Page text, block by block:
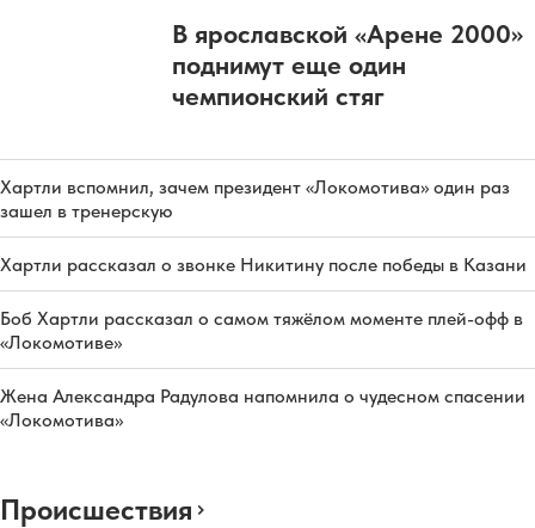
В ярославской «Арене 2000»
поднимут еще один
чемпионский стяг
Хартли вспомнил, зачем президент «Локомотива» один раз
зашел в тренерскую
Хартли рассказал о звонке Никитину после победы в Казани
Боб Хартли рассказал о самом тяжёлом моменте плей-офф в
«Локомотиве»
Жена Александра Радулова напомнила о чудесном спасении
«Локомотива»
Происшествия